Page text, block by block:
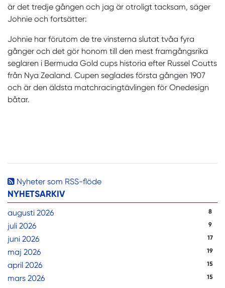
Nyheter som RSS-flöde
NYHETSARKIV
augusti 2026 8
juli 2026 9
juni 2026 17
maj 2026 19
april 2026 15
mars 2026 15
är det tredje gången och jag är otroligt tacksam, säger
Johnie och fortsätter:
Johnie har förutom de tre vinsterna slutat tvåa fyra
gånger och det gör honom till den mest framgångsrika
seglaren i Bermuda Gold cups historia efter Russel Coutts
från Nya Zealand. Cupen seglades första gången 1907
och är den äldsta matchracingtävlingen för Onedesign
båtar.